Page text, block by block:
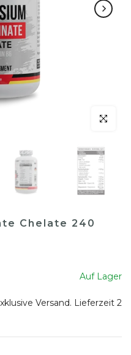
klicken
Chelate 240
Auf Lager
Versand. Lieferzeit 2